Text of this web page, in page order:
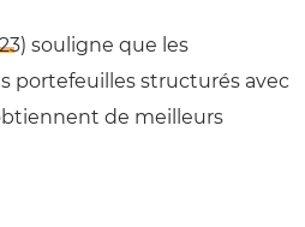
souligne que les
portefeuilles structurés avec
de meilleurs